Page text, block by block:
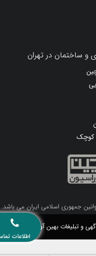
اطلاعات تماس
و ساختمان در تهران
جمهوری اسلامی ایران می باشد.
و تبلیغات بهین آوامی باشد.